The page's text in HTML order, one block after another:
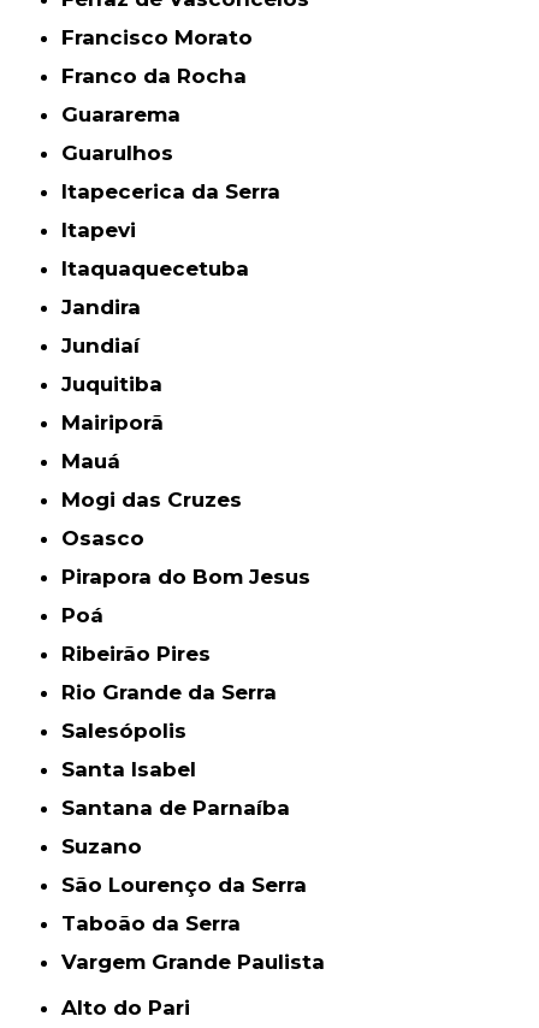
Francisco Morato
Franco da Rocha
Guararema
Guarulhos
Itapecerica da Serra
Itapevi
Itaquaquecetuba
Jandira
Jundiaí
Juquitiba
Mairiporã
Mauá
Mogi das Cruzes
Osasco
Pirapora do Bom Jesus
Poá
Ribeirão Pires
Rio Grande da Serra
Salesópolis
Santa Isabel
Santana de Parnaíba
Suzano
São Lourenço da Serra
Taboão da Serra
Vargem Grande Paulista
Alto do Pari